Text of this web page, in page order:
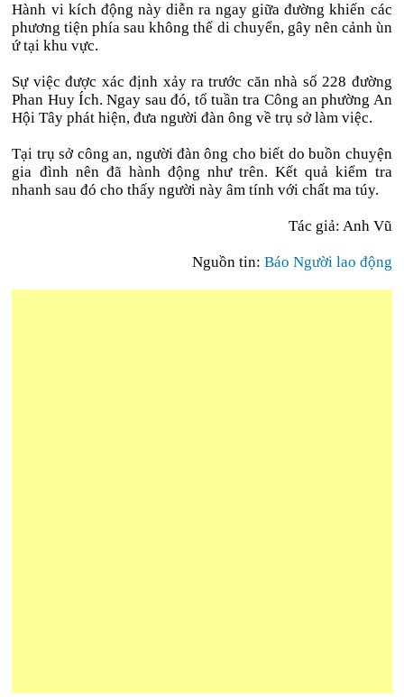
Hành vi kích động này diễn ra ngay giữa đường khiến các
phương tiện phía sau không thể di chuyển, gây nên cảnh ùn
ứ tại khu vực.
Sự việc được xác định xảy ra trước căn nhà số 228 đường
Phan Huy Ích. Ngay sau đó, tổ tuần tra Công an phường An
Hội Tây phát hiện, đưa người đàn ông về trụ sở làm việc.
Tại trụ sở công an, người đàn ông cho biết do buồn chuyện
gia đình nên đã hành động như trên. Kết quả kiểm tra
nhanh sau đó cho thấy người này âm tính với chất ma túy.
Tác giả: Anh Vũ
Nguồn tin: Báo Người lao động